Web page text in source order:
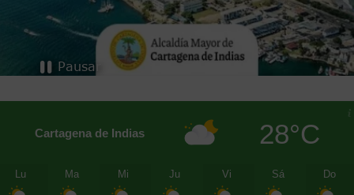
Pausar
Cartagena de Indias 28°C
Lu Ma Mi Ju Vi Sá Do